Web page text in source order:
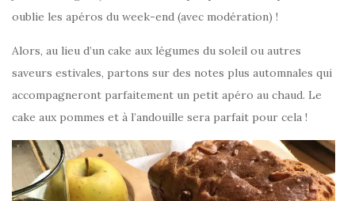
oublie les apéros du week-end (avec modération) !
Alors, au lieu d’un cake aux légumes du soleil ou autres
saveurs estivales, partons sur des notes plus automnales qui
accompagneront parfaitement un petit apéro au chaud. Le
cake aux pommes et à l’andouille sera parfait pour cela !